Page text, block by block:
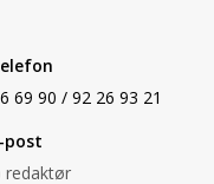
69 90 / 92 26 93 21
post
redaktør